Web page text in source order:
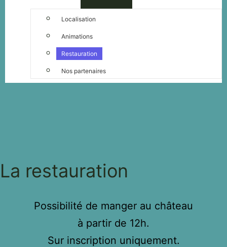
Localisation
Animations
Restauration
Nos partenaires
La restauration
Possibilité de manger au château
à partir de 12h.
Sur inscription uniquement.